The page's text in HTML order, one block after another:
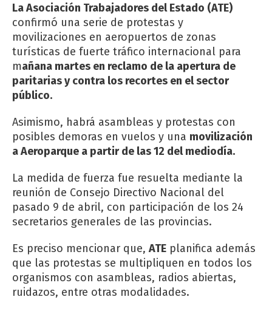
La Asociación Trabajadores del Estado (ATE)
confirmó una serie de protestas y
movilizaciones en aeropuertos de zonas
turísticas de fuerte tráfico internacional para
mañana martes en reclamo de la apertura de
paritarias y contra los recortes en el sector
público.
Asimismo, habrá asambleas y protestas con
posibles demoras en vuelos y una movilización
a Aeroparque a partir de las 12 del mediodía.
La medida de fuerza fue resuelta mediante la
reunión de Consejo Directivo Nacional del
pasado 9 de abril, con participación de los 24
secretarios generales de las provincias.
Es preciso mencionar que, ATE planifica además
que las protestas se multipliquen en todos los
organismos con asambleas, radios abiertas,
ruidazos, entre otras modalidades.